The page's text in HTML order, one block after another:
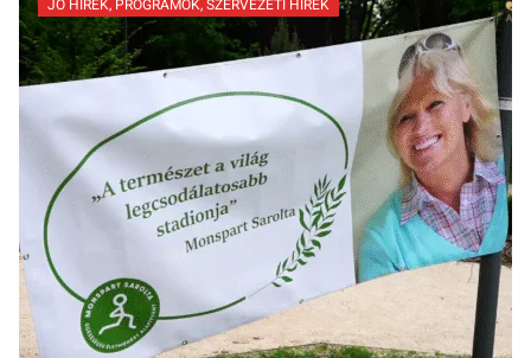
JÓ HÍREK, PROGRAMOK,SZERVEZETI HÍREK